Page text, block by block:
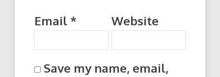
Email * Website
Save my name, email,